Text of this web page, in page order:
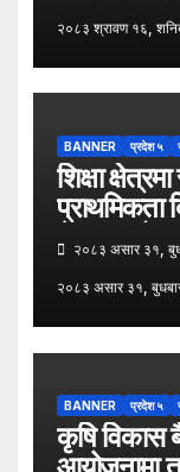
२०८३ श्रावण १६,
BANNER प्रदेश ५
शिक्षा
प्राथमिकता
नेपाल उद्योग
दिवसको
जनश्रमिक आ
कापी तथा
२०८३ असार ३१,
२०८३ असार ३१,
BANNER प्रदेश ५
कृषि विकास